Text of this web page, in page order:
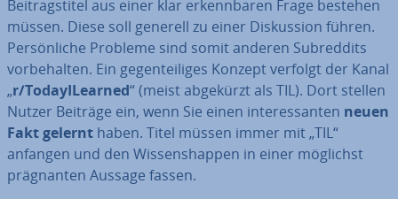
Bei­trags­ti­tel aus einer klar er­kenn­ba­ren Frage bestehen
müssen. Diese soll generell zu einer Dis­kus­si­on führen.
Per­sön­li­che Probleme sind somit anderen Subred­dits
vor­be­hal­ten. Ein ge­gen­tei­li­ges Konzept verfolgt der Kanal
„r/To­day­ILear­ned“ (meist abgekürzt als TIL). Dort stellen
Nutzer Beiträge ein, wenn Sie einen in­ter­es­san­ten neuen
Fakt gelernt haben. Titel müssen immer mit „TIL“
anfangen und den Wis­sens­hap­pen in einer möglichst
prä­gnan­ten Aussage fassen.